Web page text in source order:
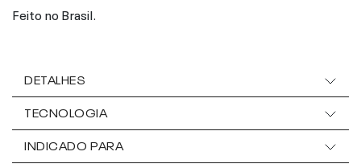
Feito no Brasil.
DETALHES
TECNOLOGIA
INDICADO PARA